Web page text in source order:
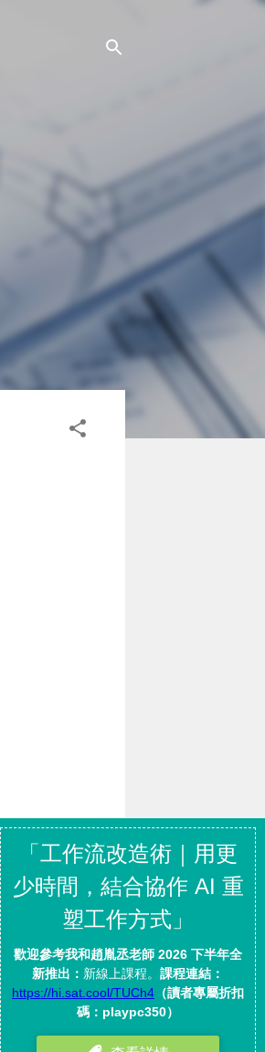
的
「發表新
，限制這